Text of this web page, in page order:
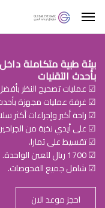
بيئة طبية متكاملة
بأحدث التقنيات
☑ عمليات تصحيح النظر
☑ غرفة عمليات مجهزة بأحدث
☑ راحة أكبر وإجراءات أكثر
☑ على أيدي نخبة من
☑ تقسيط على تمارا.
☑ 1700 ريال للعين الواحدة.
☑ شامل جميع الفحوصات.
احجز موعد الان